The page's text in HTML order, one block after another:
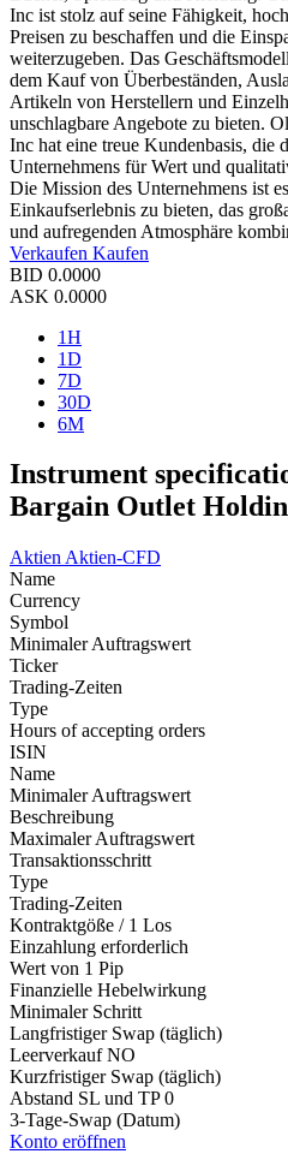
Inc ist stolz auf seine Fähigkeit,
Preisen zu beschaffen und die
weiterzugeben. Das
dem Kauf von Überbeständen,
Artikeln von Herstellern und
unschlagbare Angebote zu bieten.
Inc hat eine treue Kundenbasis, die
Unternehmens für Wert und
Die Mission des Unternehmens ist
Einkaufserlebnis zu bieten, das
und aufregenden Atmosphäre
Verkaufen Kaufen
BID 0.0000
ASK 0.0000
1H
1D
7D
30D
6M
Instrument
Bargain Outlet
Aktien Aktien-CFD
Name
Currency
Symbol
Minimaler Auftragswert
Ticker
Trading-Zeiten
Type
Hours of accepting orders
ISIN
Name
Minimaler Auftragswert
Beschreibung
Maximaler Auftragswert
Transaktionsschritt
Type
Trading-Zeiten
Kontraktgöße / 1 Los
Einzahlung erforderlich
Wert von 1 Pip
Finanzielle Hebelwirkung
Minimaler Schritt
Langfristiger Swap (täglich)
Leerverkauf NO
Kurzfristiger Swap (täglich)
Abstand SL und TP 0
3-Tage-Swap (Datum)
Konto eröffnen